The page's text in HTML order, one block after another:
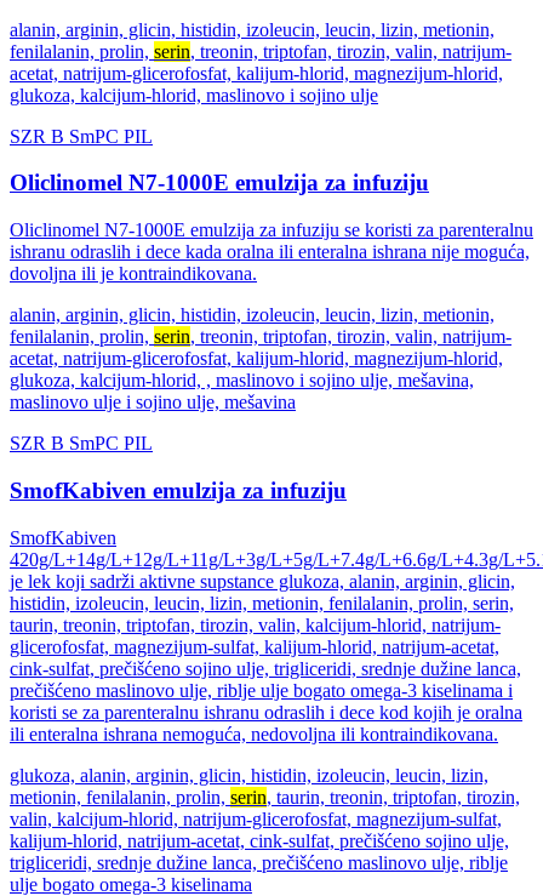
alanin, arginin, glicin, histidin, izoleucin, leucin, lizin, metionin,
fenilalanin, prolin, serin, treonin, triptofan, tirozin, valin, natrijum-
acetat, natrijum-glicerofosfat, kalijum-hlorid, magnezijum-hlorid,
glukoza, kalcijum-hlorid, maslinovo i sojino ulje
SZR B SmPC PIL
Oliclinomel N7-1000E emulzija za infuziju
Oliclinomel N7-1000E emulzija za infuziju se koristi za parenteralnu
ishranu odraslih i dece kada oralna ili enteralna ishrana nije moguća,
dovoljna ili je kontraindikovana.
alanin, arginin, glicin, histidin, izoleucin, leucin, lizin, metionin,
fenilalanin, prolin, serin, treonin, triptofan, tirozin, valin, natrijum-
acetat, natrijum-glicerofosfat, kalijum-hlorid, magnezijum-hlorid,
glukoza, kalcijum-hlorid, , maslinovo i sojino ulje, mešavina,
maslinovo ulje i sojino ulje, mešavina
SZR B SmPC PIL
SmofKabiven emulzija za infuziju
SmofKabiven
420g/L+14g/L+12g/L+11g/L+3g/L+5g/L+7.4g/L+6.6g/L+4.3g/
je lek koji sadrži aktivne supstance glukoza, alanin, arginin, glicin,
histidin, izoleucin, leucin, lizin, metionin, fenilalanin, prolin, serin,
taurin, treonin, triptofan, tirozin, valin, kalcijum-hlorid, natrijum-
glicerofosfat, magnezijum-sulfat, kalijum-hlorid, natrijum-acetat,
cink-sulfat, prečišćeno sojino ulje, trigliceridi, srednje dužine lanca,
prečišćeno maslinovo ulje, riblje ulje bogato omega-3 kiselinama i
koristi se za parenteralnu ishranu odraslih i dece kod kojih je oralna
ili enteralna ishrana nemoguća, nedovoljna ili kontraindikovana.
glukoza, alanin, arginin, glicin, histidin, izoleucin, leucin, lizin,
metionin, fenilalanin, prolin, serin, taurin, treonin, triptofan, tirozin,
valin, kalcijum-hlorid, natrijum-glicerofosfat, magnezijum-sulfat,
kalijum-hlorid, natrijum-acetat, cink-sulfat, prečišćeno sojino ulje,
trigliceridi, srednje dužine lanca, prečišćeno maslinovo ulje, riblje
ulje bogato omega-3 kiselinama